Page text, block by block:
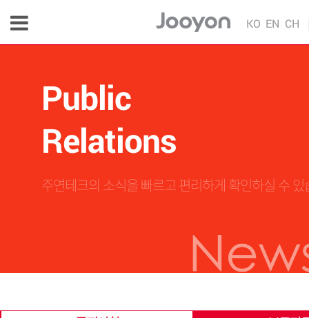
KO EN CH
Public
Relations
주연테크의 소식을 빠르고 편리하게 확인하실 수 있